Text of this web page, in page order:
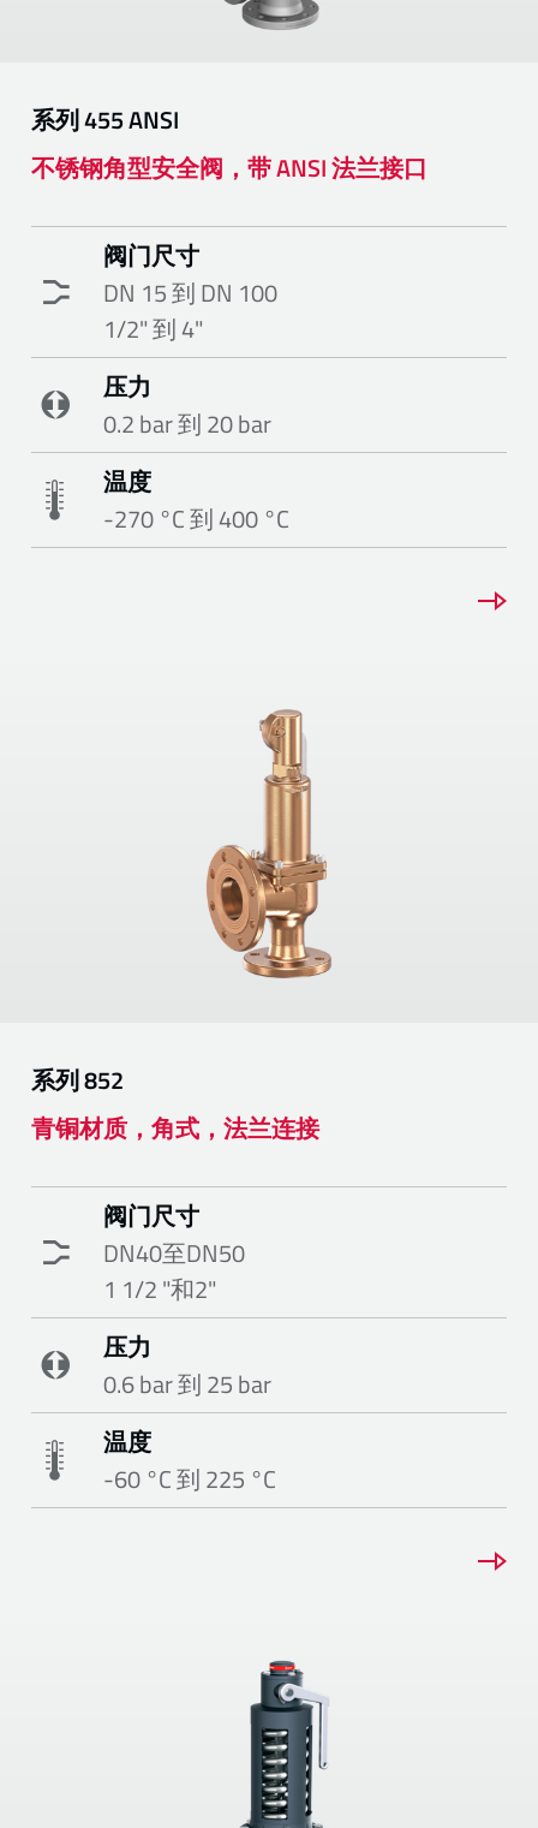
系列455 ANSI
不锈钢角型安全阀，带 ANSI 法兰接口
阀门尺寸
DN 15 到 DN 100
1/2" 到 4"
压力
0.2 bar 到 20 bar
温度
-270 °C 到 400 °C
系列852
青铜材质，角式，法兰连接
阀门尺寸
DN40至DN50
1 1/2 "和2"
压力
0.6 bar 到 25 bar
温度
-60 °C 到 225 °C